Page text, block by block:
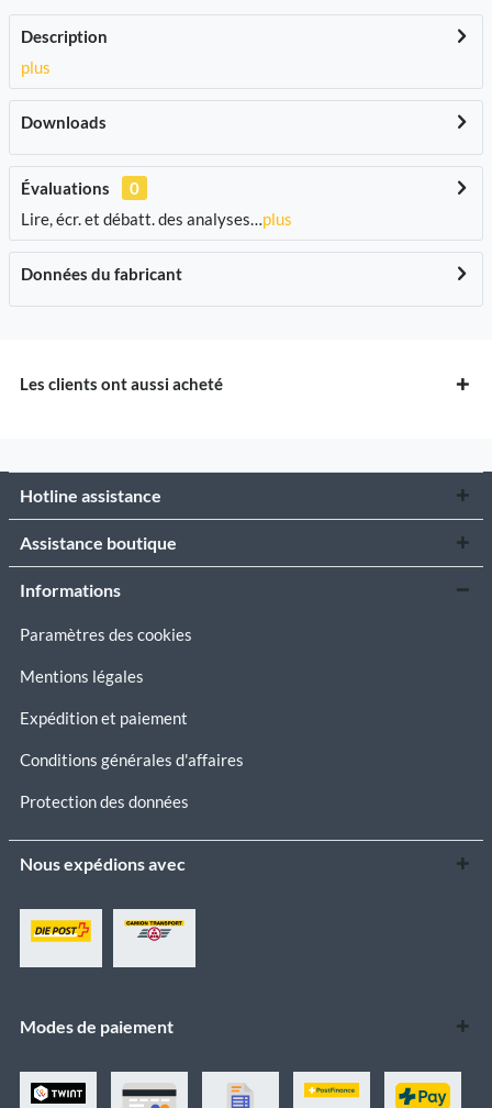
Description
plus
Downloads
Évaluations
0
Lire, écr. et débatt. des analyses…plus
Données du fabricant
Les clients ont aussi acheté
Hotline assistance
Assistance boutique
Informations
Paramètres des cookies
Mentions légales
Expédition et paiement
Conditions générales d'affaires
Protection des données
Nous expédions avec
Modes de paiement